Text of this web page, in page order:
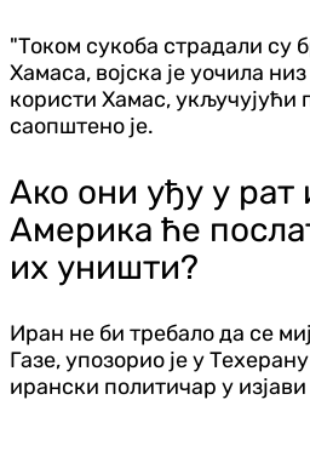
"Током сукоба страдали су
Хамаса, војска је уочила низ
користи Хамас, укључујући
саопштено је.
Ако они уђу у рат
Америка ће
их уништи?
Иран не би требало да се
Газе, упозорио је у
ирански политичар у